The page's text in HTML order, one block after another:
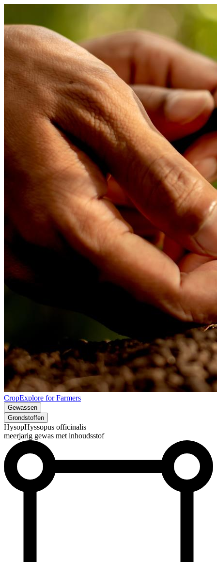
CropExplore for Farmers
Gewassen
Grondstoffen
HysopHyssopus officinalis
meerjarig gewas met inhoudsstof